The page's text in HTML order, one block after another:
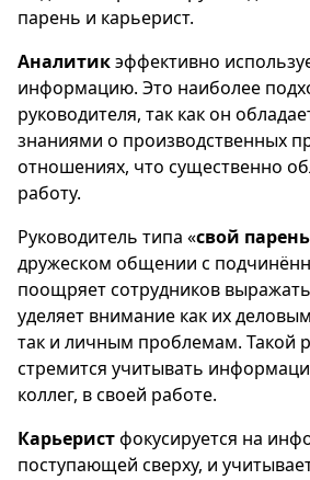
парень и карьерист.
Аналитикэффективно
информацию. Это наиболее
руководителя, так как он
знаниями о производственных
отношениях, что существенно
работу.
Руководитель типа «свой парень
дружеском общении с
поощряет сотрудников
уделяет внимание как их
так и личным проблемам. Такой
стремится учитывать
коллег, в своей работе.
Карьеристфокусируется на
поступающей сверху, и